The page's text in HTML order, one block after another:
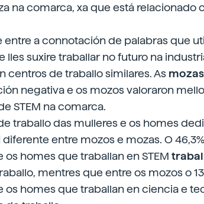
na comarca, xa que está relacionado
entre a connotación de palabras que
lles suxire traballar no futuro na
centros de traballo similares. As
negativa e os mozos valoraron
STEM na comarca.
traballo das mulleres e os homes
entre mozos e mozas. O
homes que traballan en STEM
mentres que entre os mozos o
os homes que traballan en ciencia e